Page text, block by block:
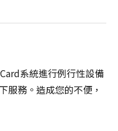
系統進行例行性設備
服務。造成您的不便，